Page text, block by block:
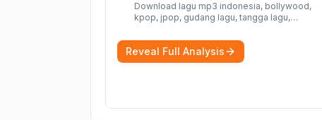
Download lagu mp3 indonesia, bollywood,
kpop, jpop, gudang lagu, tangga lagu,
terbaru, download lagu dj, download musik,
planetlagu, download lagu india bollywood,
gudang lagu mp3, download lagu gratis
Reveal Full Analysis